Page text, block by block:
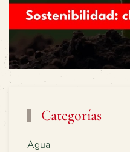
Categorías
Agua